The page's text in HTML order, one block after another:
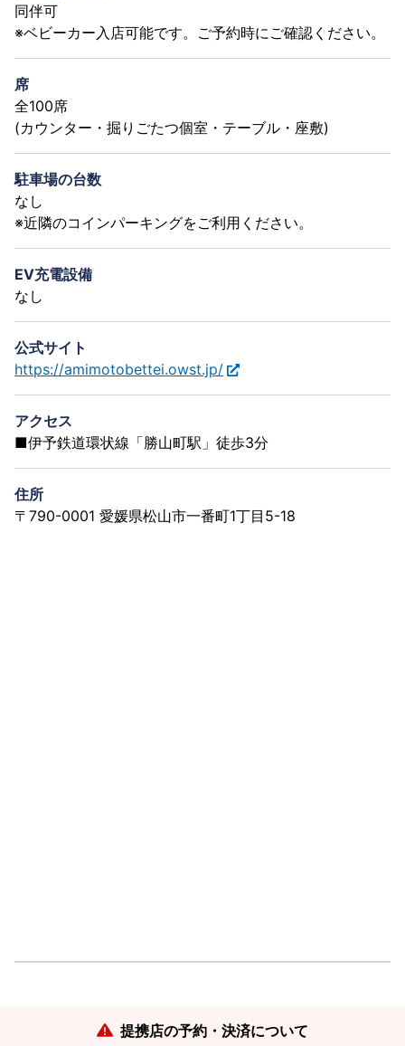
同伴可
※ベビーカー入店可能です。ご予約時にご確認ください。
席
全100席
(カウンター・掘りごたつ個室・テーブル・座敷)
駐車場の台数
なし
※近隣のコインパーキングをご利用ください。
EV充電設備
なし
公式サイト
https://amimotobettei.owst.jp/
アクセス
■伊予鉄道環状線「勝山町駅」徒歩3分
住所
〒790-0001 愛媛県松山市一番町1丁目5-18
提携店の予約・決済について